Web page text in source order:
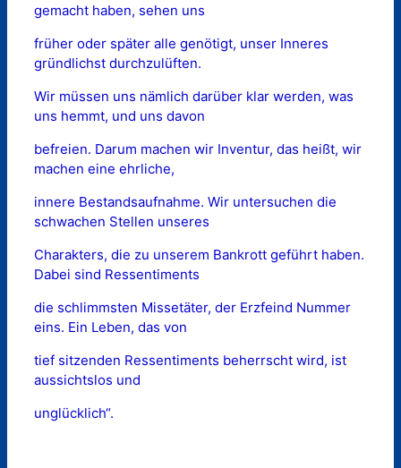
gemacht haben, sehen uns
früher oder später alle genötigt, unser Inneres
gründlichst durchzulüften.
Wir müssen uns nämlich darüber klar werden, was
uns hemmt, und uns davon
befreien. Darum machen wir Inventur, das heißt, wir
machen eine ehrliche,
innere Bestandsaufnahme. Wir untersuchen die
schwachen Stellen unseres
Charakters, die zu unserem Bankrott geführt haben.
Dabei sind Ressentiments
die schlimmsten Missetäter, der Erzfeind Nummer
eins. Ein Leben, das von
tief sitzenden Ressentiments beherrscht wird, ist
aussichtslos und
unglücklich“.